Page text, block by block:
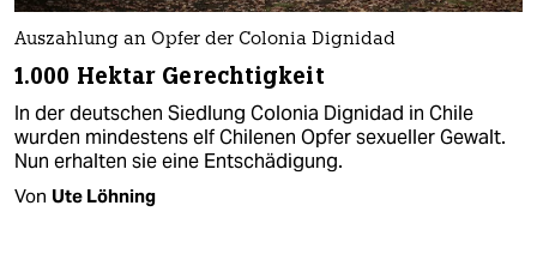
Auszahlung an Opfer der Colonia Dignidad
1.000 Hektar Gerechtigkeit
In der deutschen Siedlung Colonia Dignidad in Chile
wurden mindestens elf Chilenen Opfer sexueller Gewalt.
Nun erhalten sie eine Entschädigung.
Von Ute Löhning